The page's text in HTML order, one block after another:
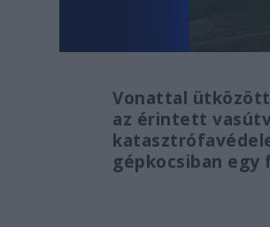
Vonattal ütközött
az érintett
gépkocsiban